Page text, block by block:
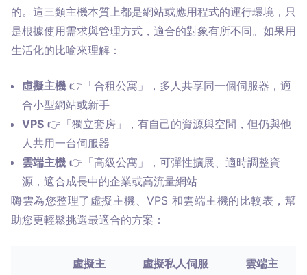
的。這三類主機本質上都是網站或應用程式的運行環境，只
是根據使用需求與管理方式，適合的對象有所不同。如果用
生活化的比喻來理解：
虛擬主機 👉「合租公寓」，多人共享同一個伺服器，適
合小型網站或新手
VPS 👉「獨立套房」，有自己的資源與空間，但仍與他
人共用一台伺服器
雲端主機 👉「高級公寓」，可彈性擴展、適時調整資
源，適合成長中的企業或高流量網站
嗨雲為您整理了虛擬主機、VPS 和雲端主機的比較表，幫
助您更輕鬆挑選最適合的方案：
虛擬主
虛擬私人伺服
雲端主